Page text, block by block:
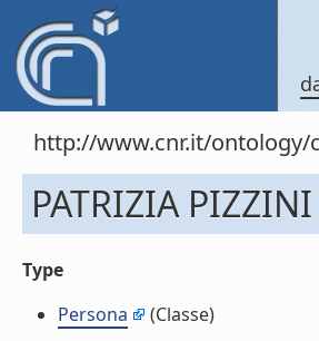
http://www.cnr.it/ontology/
PATRIZIA PIZZINI
Type
Persona
(Classe)